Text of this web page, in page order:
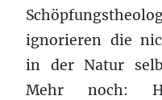
ignorieren die
in der Natur
Mehr noch: